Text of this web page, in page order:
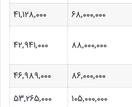
۶۸,۰۰۰,۰۰۰
۴۱,۱۲۸,۰۰۰
۸۸,۰۰۰,۰۰۰ ۴۲,۹۴۱,۰۰۰
۸۶,۰۰۰,۰۰۰
۴۶,۹۸۹,۰۰۰
۱۰۵,۰۰۰,۰۰۰
۵۳,۲۶۵,۰۰۰